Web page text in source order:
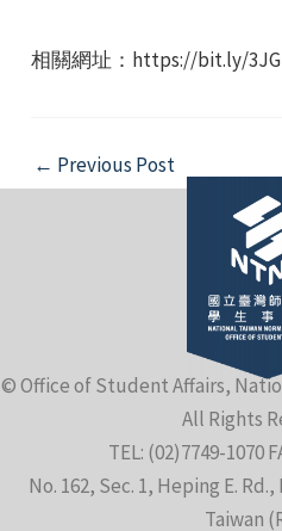
相關網址：https://bit.ly/
Post
navigation
← Previous Post
© Office of Student Affairs,
All Rights
TEL: (02)7749-1070
No. 162, Sec. 1, Heping E.
Taiwan